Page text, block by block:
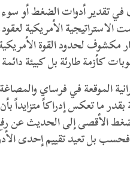
تقدير أدوات الضغط أو سوء
الاستراتيجية الأمريكية
مكشوف لحدود القوة
كأزمة طارئة بل كبيئة دائمة
الموقعة في فرساي
بقدر ما تعكس إدراكاً متزايداً
الأقصى إلى الحديث عن
فحسب بل تعيد تقييم إحدى